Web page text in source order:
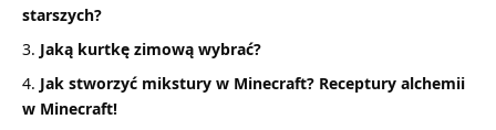
starszych?
Jaką kurtkę zimową wybrać?
Jak stworzyć mikstury w Minecraft? Receptury alchemii
w Minecraft!